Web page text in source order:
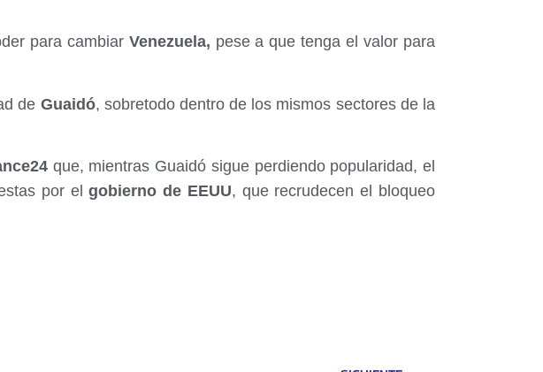
para cambiar Venezuela, pese a que tenga el valor para
de Guaidó, sobretodo dentro de los mismos sectores de la
que, mientras Guaidó sigue perdiendo popularidad, el
por elgobierno de EEUU, que recrudecen el bloqueo